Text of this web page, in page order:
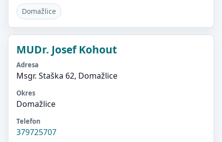
Domažlice
MUDr. Josef Kohout
Adresa
Msgr. Staška 62, Domažlice
Okres
Domažlice
Telefon
379725707